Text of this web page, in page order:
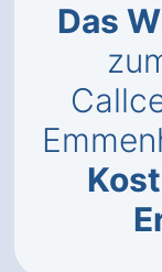
Das